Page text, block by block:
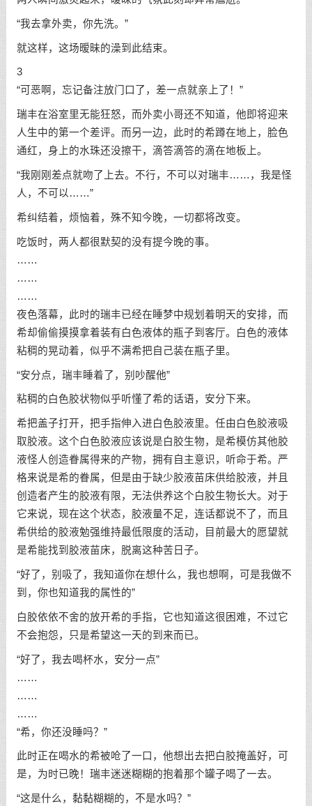
“我去拿外卖，你先洗。”
就这样，这场暧昧的澡到此结束。
3
“可恶啊，忘记备注放门口了，差一点就亲上了！”
瑞丰在浴室里无能狂怒，而外卖小哥还不知道，他即将迎来
人生中的第一个差评。而另一边，此时的希蹲在地上，脸色
通红，身上的水珠还没擦干，滴答滴答的滴在地板上。
“我刚刚差点就吻了上去。不行，不可以对瑞丰……，我是怪
人，不可以……”
希纠结着，烦恼着，殊不知今晚，一切都将改变。
吃饭时，两人都很默契的没有提今晚的事。
……
……
……
夜色落幕，此时的瑞丰已经在睡梦中规划着明天的安排，而
希却偷偷摸摸拿着装有白色液体的瓶子到客厅。白色的液体
粘稠的晃动着，似乎不满希把自己装在瓶子里。
“安分点，瑞丰睡着了，别吵醒他”
粘稠的白色胶状物似乎听懂了希的话语，安分下来。
希把盖子打开，把手指伸入进白色胶液里。任由白色胶液吸
取胶液。这个白色胶液应该说是白胶生物，是希模仿其他胶
液怪人创造眷属得来的产物，拥有自主意识，听命于希。严
格来说是希的眷属，但是由于缺少胶液苗床供给胶液，并且
创造者产生的胶液有限，无法供养这个白胶生物长大。对于
它来说，现在这个状态，胶液量不足，连话都说不了，而且
希供给的胶液勉强维持最低限度的活动，目前最大的愿望就
是希能找到胶液苗床，脱离这种苦日子。
“好了，别吸了，我知道你在想什么，我也想啊，可是我做不
到，你也知道我的属性的”
白胶依依不舍的放开希的手指，它也知道这很困难，不过它
不会抱怨，只是希望这一天的到来而已。
“好了，我去喝杯水，安分一点”
……
……
……
“希，你还没睡吗？”
此时正在喝水的希被呛了一口，他想出去把白胶掩盖好，可
是，为时已晚！瑞丰迷迷糊糊的抱着那个罐子喝了一去。
“这是什么，黏黏糊糊的，不是水吗？”